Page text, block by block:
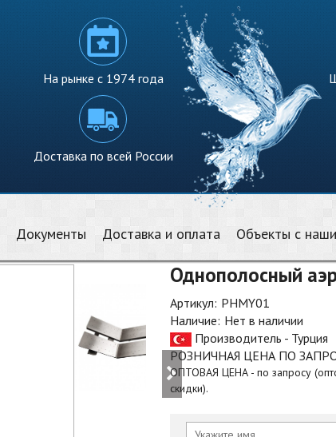
На рынке с 1974 года
Доставка по всей России
Документы Доставка и оплата Объекты с
Однополосный
Артикул: PHMY01
Наличие: Нет в наличии
Производитель - Турция
РОЗНИЧНАЯ ЦЕНА ПО
ОПТОВАЯ ЦЕНА - по запросу
скидки).